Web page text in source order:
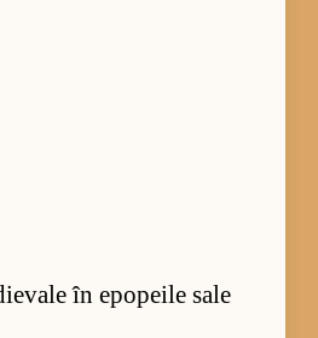
în epopeile sale